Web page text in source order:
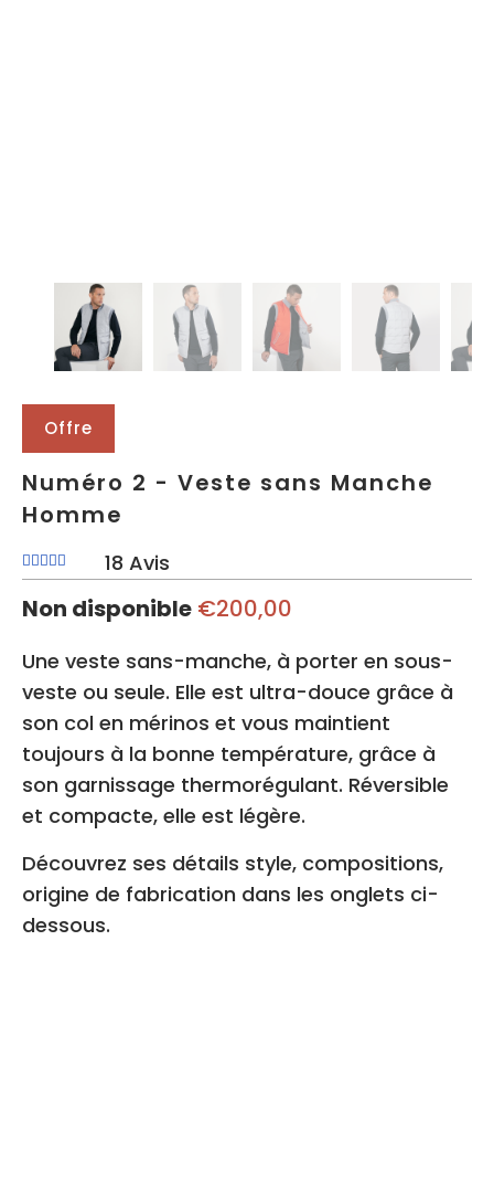
Offre
Numéro 2 - Veste sans Manche
Homme
18 Avis
Non disponible €200,00
Une veste sans-manche, à porter en sous-
veste ou seule. Elle est ultra-douce grâce à
son col en mérinos et vous maintient
toujours à la bonne température, grâce à
son garnissage thermorégulant. Réversible
et compacte, elle est légère.
Découvrez ses détails style, compositions,
origine de fabrication dans les onglets ci-
dessous.